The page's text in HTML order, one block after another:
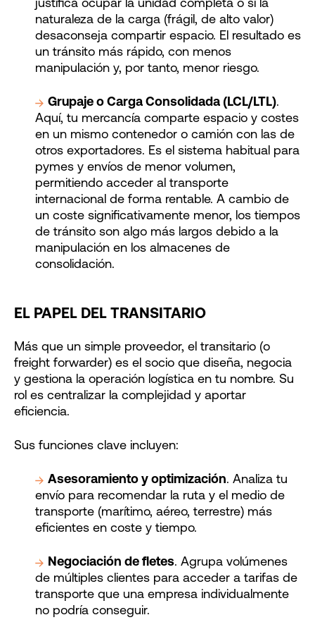
justifica ocupar la unidad completa o si la
naturaleza de la carga (frágil, de alto valor)
desaconseja compartir espacio. El resultado es
un tránsito más rápido, con menos
manipulación y, por tanto, menor riesgo.
Grupaje o Carga Consolidada (LCL/LTL).
Aquí, tu mercancía comparte espacio y costes
en un mismo contenedor o camión con las de
otros exportadores. Es el sistema habitual para
pymes y envíos de menor volumen,
permitiendo acceder al transporte
internacional de forma rentable. A cambio de
un coste significativamente menor, los tiempos
de tránsito son algo más largos debido a la
manipulación en los almacenes de
consolidación.
EL PAPEL DEL TRANSITARIO
Más que un simple proveedor, el transitario (o
freight forwarder) es el socio que diseña, negocia
y gestiona la operación logística en tu nombre. Su
rol es centralizar la complejidad y aportar
eficiencia.
Sus funciones clave incluyen:
Asesoramiento y optimización. Analiza tu
envío para recomendar la ruta y el medio de
transporte (marítimo, aéreo, terrestre) más
eficientes en coste y tiempo.
Negociación de fletes. Agrupa volúmenes
de múltiples clientes para acceder a tarifas de
transporte que una empresa individualmente
no podría conseguir.